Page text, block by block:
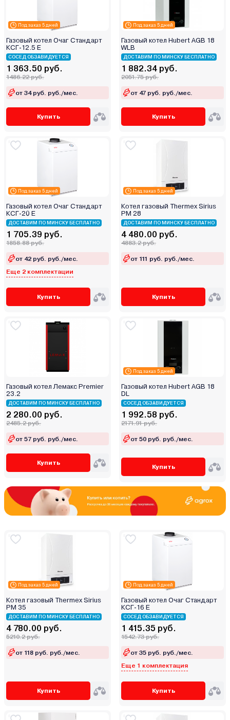
Под заказ 5 дней
Газовый котел Очаг Стандарт
КСГ-12.5 Е
СОСЕД ОБЗАВИДУЕТСЯ
1 363.50 руб.
1486.22 руб.
от 34 руб. руб./мес.
Купить
Под заказ 5 дней
Газовый котел Hubert AGB 18
WLB
ДОСТАВИМ ПО МИНСКУ БЕСПЛАТНО
1 882.34 руб.
2051.75 руб.
от 47 руб. руб./мес.
Купить
Под заказ 5 дней
Газовый котел Очаг Стандарт
КСГ-20 Е
ДОСТАВИМ ПО МИНСКУ БЕСПЛАТНО
1 705.39 руб.
1858.88 руб.
от 42 руб. руб./мес.
Еще 2 комплектации
Купить
Под заказ 5 дней
Котел газовый Thermex Sirius
PM 28
ДОСТАВИМ ПО МИНСКУ БЕСПЛАТНО
4 480.00 руб.
4883.2 руб.
от 111 руб. руб./мес.
Купить
Газовый котел Лемакс Premier
23.2
ДОСТАВИМ ПО МИНСКУ БЕСПЛАТНО
2 280.00 руб.
2485.2 руб.
от 57 руб. руб./мес.
Купить
Под заказ 5 дней
Газовый котел Hubert AGB 18
DL
СОСЕД ОБЗАВИДУЕТСЯ
1 992.58 руб.
2171.91 руб.
от 50 руб. руб./мес.
Купить
Под заказ 5 дней
Котел газовый Thermex Sirius
PM 35
ДОСТАВИМ ПО МИНСКУ БЕСПЛАТНО
4 780.00 руб.
5210.2 руб.
от 118 руб. руб./мес.
Купить
Под заказ 5 дней
Газовый котел Очаг Стандарт
КСГ-16 Е
СОСЕД ОБЗАВИДУЕТСЯ
1 415.35 руб.
1542.73 руб.
от 35 руб. руб./мес.
Еще 1 комплектация
Купить